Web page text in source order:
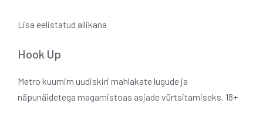
Lisa eelistatud allikana
Hook Up
Metro kuumim uudiskiri mahlakate lugude ja
näpunäidetega magamistoas asjade vürtsitamiseks. 18+